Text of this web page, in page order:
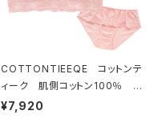
COTTONTIEEQE コットンテ
ィーク 肌側コットン100％ ソ
フトブラ ＆ ショーツセット（ピー
¥7,920